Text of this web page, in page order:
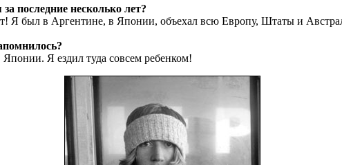
последние несколько лет?
Я был в Аргентине, в Японии, объехал всю Европу, Штаты и
Я ездил туда совсем ребенком!